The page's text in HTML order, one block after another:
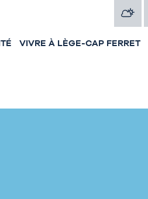
VIVRE À LÈGE-CAP FERRET